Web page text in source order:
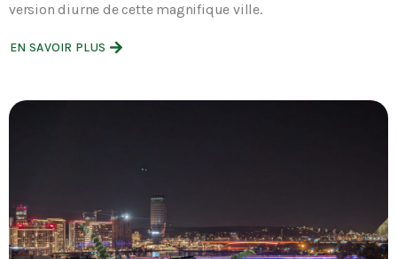
version diurne de cette magnifique ville.
EN SAVOIR PLUS